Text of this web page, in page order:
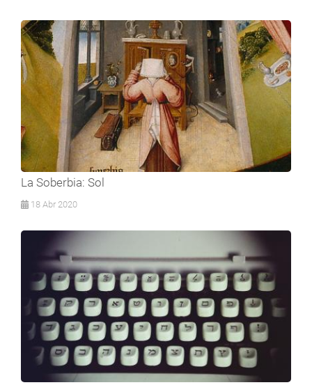
La Soberbia: Sol
18 Abr 2020